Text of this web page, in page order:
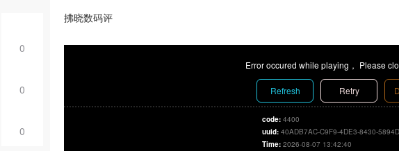
0
0
0
拂晓数码评
Error occured while playing， Please
Refresh Retry
code: 4400
uuid: 40ADB7AC-C9F9-4DE3-8430-
Time: 2026-08-07 13:42:40